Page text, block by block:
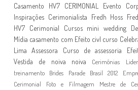
Casamento
HV7 CERIMONIAL
Evento
Inspirações Cerimonialista Fredh Hoss
HV7 Cerimonial Cursos mini wedding
Mídia casamento com Efeito civl curso
Lima Assessora
Curso de assessoria
Vestida de noiva
noiva Cerimônias
treinamento
Brides Parade Brasil 2012
Cerimonial
Foto e Filmagem
Mestre de